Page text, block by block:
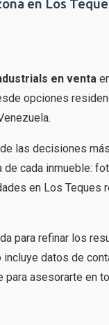
en Los
en venta
opciones
las decisiones
cada inmueble:
en Los Teques
para refinar los
incluye datos de
asesorarte en